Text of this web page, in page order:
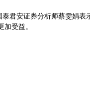
安证券分析师蔡雯娟表
受益。